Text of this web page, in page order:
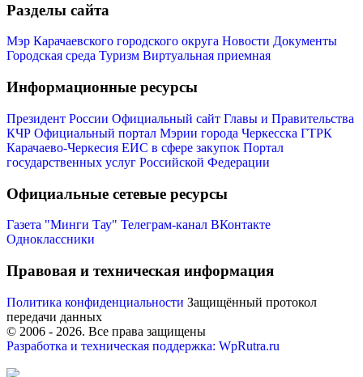
Разделы сайта
Мэр Карачаевского городского округа Новости Документы
Городская среда Туризм Виртуальная приемная
Информационные ресурсы
Президент России Официальный сайт Главы и Правительства
КЧР Официальный портал Мэрии города Черкесска ГТРК
Карачаево-Черкесия ЕИС в сфере закупок Портал
государственных услуг Российской Федерации
Официальные сетевые ресурсы
Газета "Минги Тау" Телеграм-канал ВКонтакте
Одноклассники
Правовая и техническая информация
Политика конфиденциальности Защищённый протокол
передачи данных
© 2006 - 2026. Все права защищены
Разработка и техническая поддержка: WpRutra.ru
Туризм